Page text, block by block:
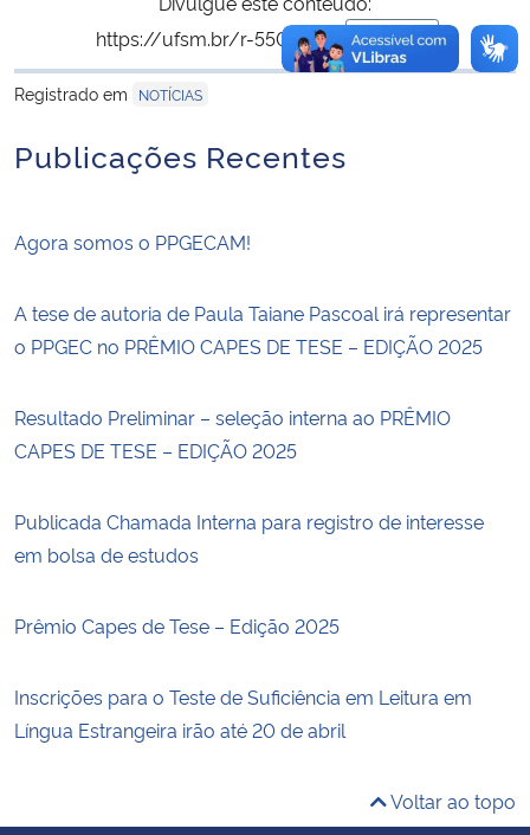
https://ufsm.br/r-550-2586
Copiar
para área de
Registrado em
NOTÍCIAS
Publicações Recentes
Agora somos o PPGECAM!
A tese de autoria de Paula Taiane Pascoal irá representar
o PPGEC no PRÊMIO CAPES DE TESE – EDIÇÃO 2025
Resultado Preliminar – seleção interna ao PRÊMIO
CAPES DE TESE – EDIÇÃO 2025
Publicada Chamada Interna para registro de interesse
em bolsa de estudos
Prêmio Capes de Tese – Edição 2025
Inscrições para o Teste de Suficiência em Leitura em
Língua Estrangeira irão até 20 de abril
Voltar ao topo